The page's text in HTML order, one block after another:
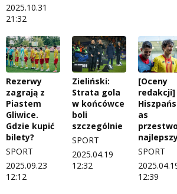
2025.10.31
21:32
Rezerwy
zagrają z
Piastem
Gliwice.
Gdzie kupić
bilety?
SPORT
2025.09.23
12:12
Zieliński:
Strata gola
w końcówce
boli
szczególnie
SPORT
2025.04.19
12:32
[Oceny
redakcji]
as
SPORT
12:39